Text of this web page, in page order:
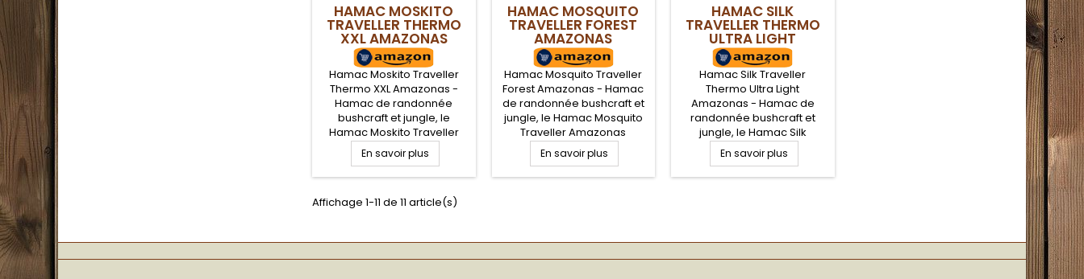
HAMAC MOSKITO
TRAVELLER THERMO
XXL AMAZONAS
Hamac Moskito Traveller
Thermo XXL Amazonas -
Hamac de randonnée
bushcraft et jungle, le
Hamac Moskito Traveller
Thermo Amazonas est
complet car il comporte
une moustiquaire intégrée
les insectes. Il propose un
type trekking et assurer un
meilleur confort de
En savoir plus
HAMAC MOSQUITO
TRAVELLER FOREST
AMAZONAS
Hamac Mosquito Traveller
Forest Amazonas - Hamac
de randonnée bushcraft et
jungle, le Hamac Mosquito
Traveller Amazonas
camouflage Forest est
complet car il comporte
une moustiquaire intégrée
moustiquaire, facile à
installer entre deux arbres
En savoir plus
HAMAC SILK
TRAVELLER THERMO
ULTRA LIGHT
AMAZONAS
Hamac Silk Traveller
Thermo Ultra Light
Amazonas - Hamac de
randonnée bushcraft et
jungle, le Hamac Silk
Traveller Thermo Ultra Light
Amazonas est un hamac
pour la randonnée et le
et assurer un meilleur
confort de couchage, tout
En savoir plus
Affichage 1-11 de 11 article(s)